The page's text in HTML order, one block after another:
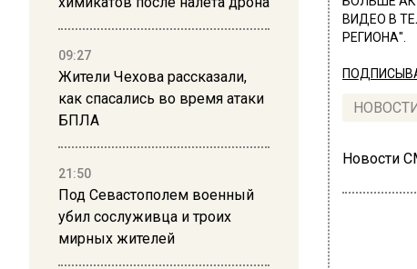
09:27
Жители Чехова рассказали,
как спасались во время атаки
БПЛА
21:50
Под Севастополем военный
убил сослуживца и троих
мирных жителей
ВИДЕО В
РЕГИОНА".
Новости